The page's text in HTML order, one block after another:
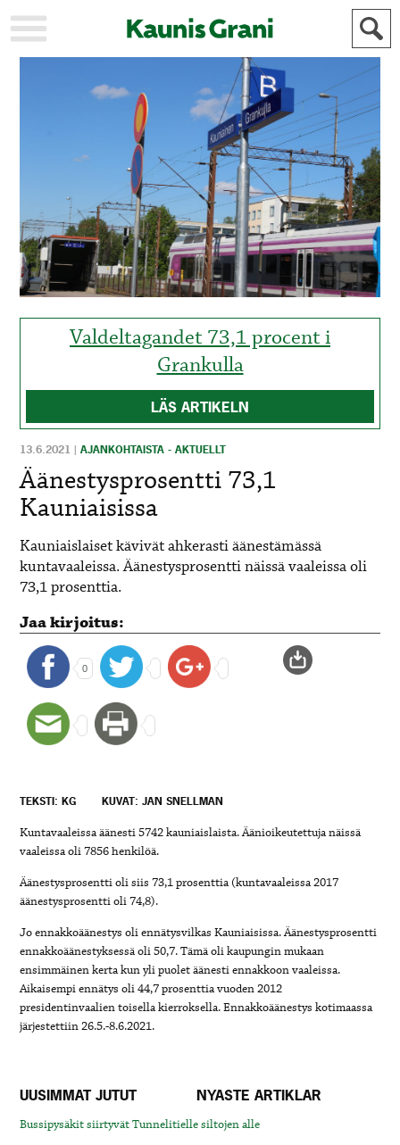
KAUPUNKI
AKTUELLT
IDROTT
KULTTUURI
KULTUR
HISTORIA
HISTORIA
YLEINEN
ALLMÄN
MAINOSTAJILLE
FÖR
ANNONSÖRER
Valdeltagandet 73,1 procent i
Grankulla
LÄS ARTIKELN
13.6.2021 |AJANKOHTAISTA - AKTUELLT
Äänestysprosentti 73,1
Kauniaisissa
Kauniaislaiset kävivät ahkerasti äänestämässä
kuntavaaleissa. Äänestysprosentti näissä vaaleissa oli
73,1 prosenttia.
Jaa kirjoitus:
0
TEKSTI: KG KUVAT: JAN SNELLMAN
Kuntavaaleissa äänesti 5742 kauniaislaista. Äänioikeutettuja näissä
vaaleissa oli 7856 henkilöä.
Äänestysprosentti oli siis 73,1 prosenttia (kuntavaaleissa 2017
äänestysprosentti oli 74,8).
Jo ennakkoäänestys oli ennätysvilkas Kauniaisissa. Äänestysprosentti
ennakkoäänestyksessä oli 50,7. Tämä oli kaupungin mukaan
ensimmäinen kerta kun yli puolet äänesti ennakkoon vaaleissa.
Aikaisempi ennätys oli 44,7 prosenttia vuoden 2012
presidentinvaalien toisella kierroksella. Ennakkoäänestys kotimaassa
järjestettiin 26.5.-8.6.2021.
UUSIMMAT JUTUT NYASTE ARTIKLAR
Bussipysäkit siirtyvät Tunnelitielle siltojen alle